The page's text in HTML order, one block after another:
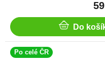
Do
Po celé ČR